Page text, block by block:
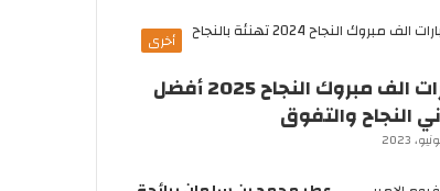
أخرى
عبارات الف مبروك النجاح 2025 أفضل
النجاح والتفوق